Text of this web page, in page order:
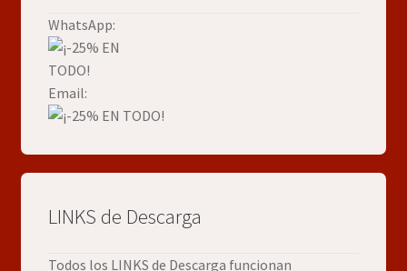
WhatsApp:
Email:
LINKS de Descarga
Todos los LINKS de Descarga funcionan